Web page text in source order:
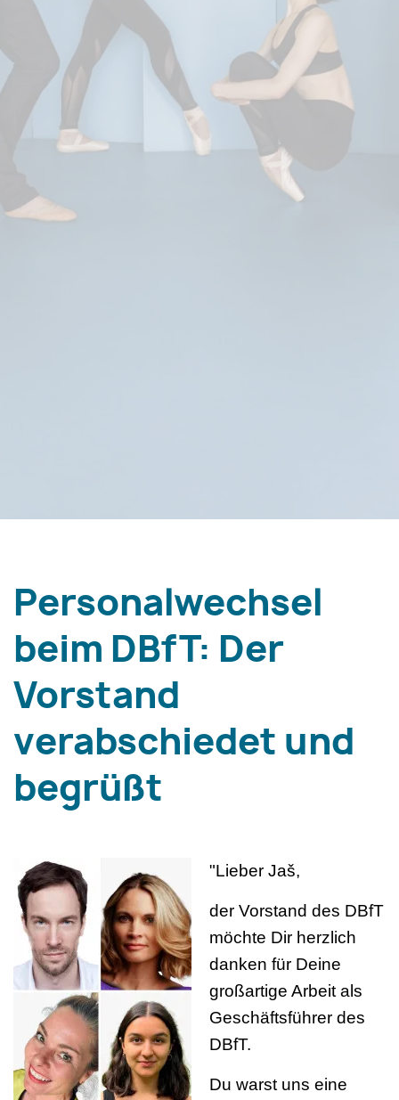
Personalwechsel
beim DBfT: Der
Vorstand
verabschiedet und
begrüßt
"Lieber Jaš,
der Vorstand des DBfT
möchte Dir herzlich
danken für Deine
großartige Arbeit als
Geschäftsführer des
DBfT.
Du warst uns eine